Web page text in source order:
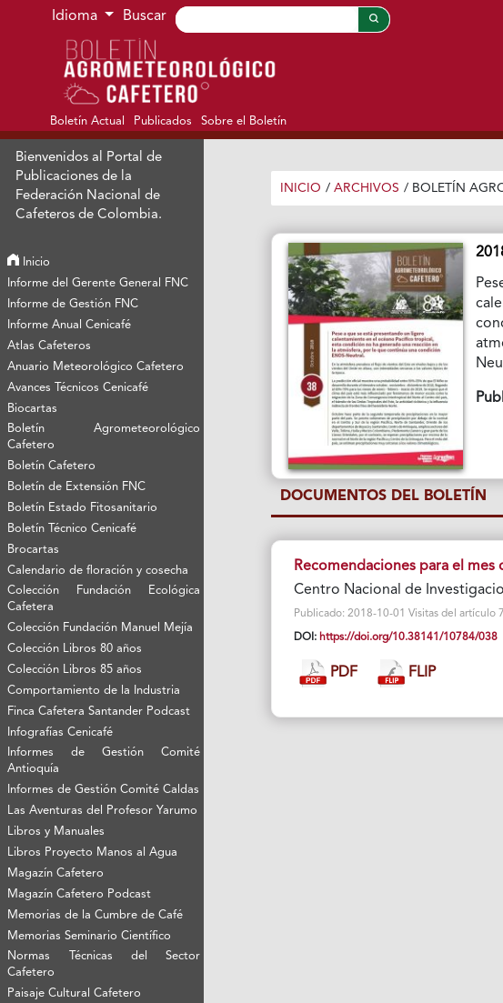
Ir al menú de navegación principal
Ir al contenido principal
Ir al pie de página del sitio
Idioma Buscar
Boletín Actual Publicados Sobre el Boletín
Bienvenidos al Portal de
Publicaciones de la
Federación Nacional de
Cafeteros de Colombia.
Inicio
Informe del Gerente General FNC
Informe de Gestión FNC
Informe Anual Cenicafé
Atlas Cafeteros
Anuario Meteorológico Cafetero
Avances Técnicos Cenicafé
Biocartas
Boletín Agrometeorológico
Cafetero
Boletín Cafetero
Boletín de Extensión FNC
Boletín Estado Fitosanitario
Boletín Técnico Cenicafé
Brocartas
Calendario de floración y cosecha
Colección Fundación Ecológica
Cafetera
Colección Fundación Manuel Mejía
Colección Libros 80 años
Colección Libros 85 años
Comportamiento de la Industria
Finca Cafetera Santander Podcast
Infografías Cenicafé
Informes de Gestión Comité
Antioquía
Informes de Gestión Comité Caldas
Las Aventuras del Profesor Yarumo
Libros y Manuales
Libros Proyecto Manos al Agua
Magazín Cafetero
Magazín Cafetero Podcast
Memorias de la Cumbre de Café
Memorias Seminario Científico
Normas Técnicas del Sector
Cafetero
Paisaje Cultural Cafetero
INICIO / ARCHIVOS / BOLETÍN
DOCUMENTOS DEL BOLETÍN
Recomendaciones para el mes
Centro Nacional de
Publicado: 2018-10-01 Visitas del artículo
DOI: https://doi.org/10.38141/10784/038
PDF FLIP